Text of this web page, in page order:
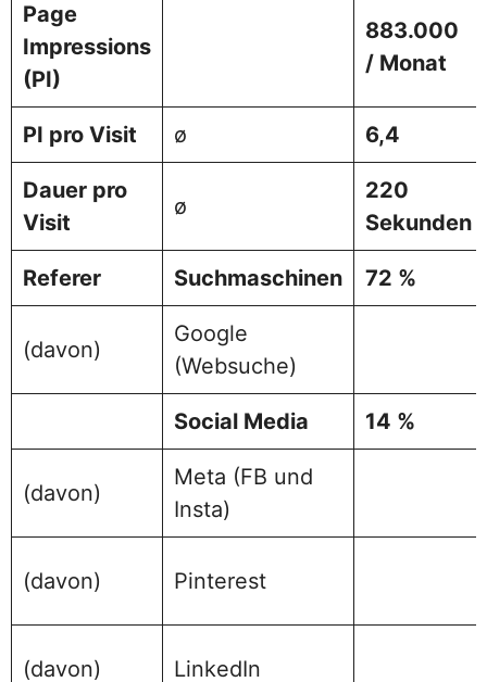
Page
Impressions
(PI)
883.000
/ Monat
PI pro Visit ø 6,4
Dauer pro
Visit
ø
220
Sekunden
Referer Suchmaschinen 72 %
(davon)
Google
(Websuche)
Social Media 14 %
(davon)
Meta (FB und
Insta)
(davon) Pinterest
(davon) LinkedIn